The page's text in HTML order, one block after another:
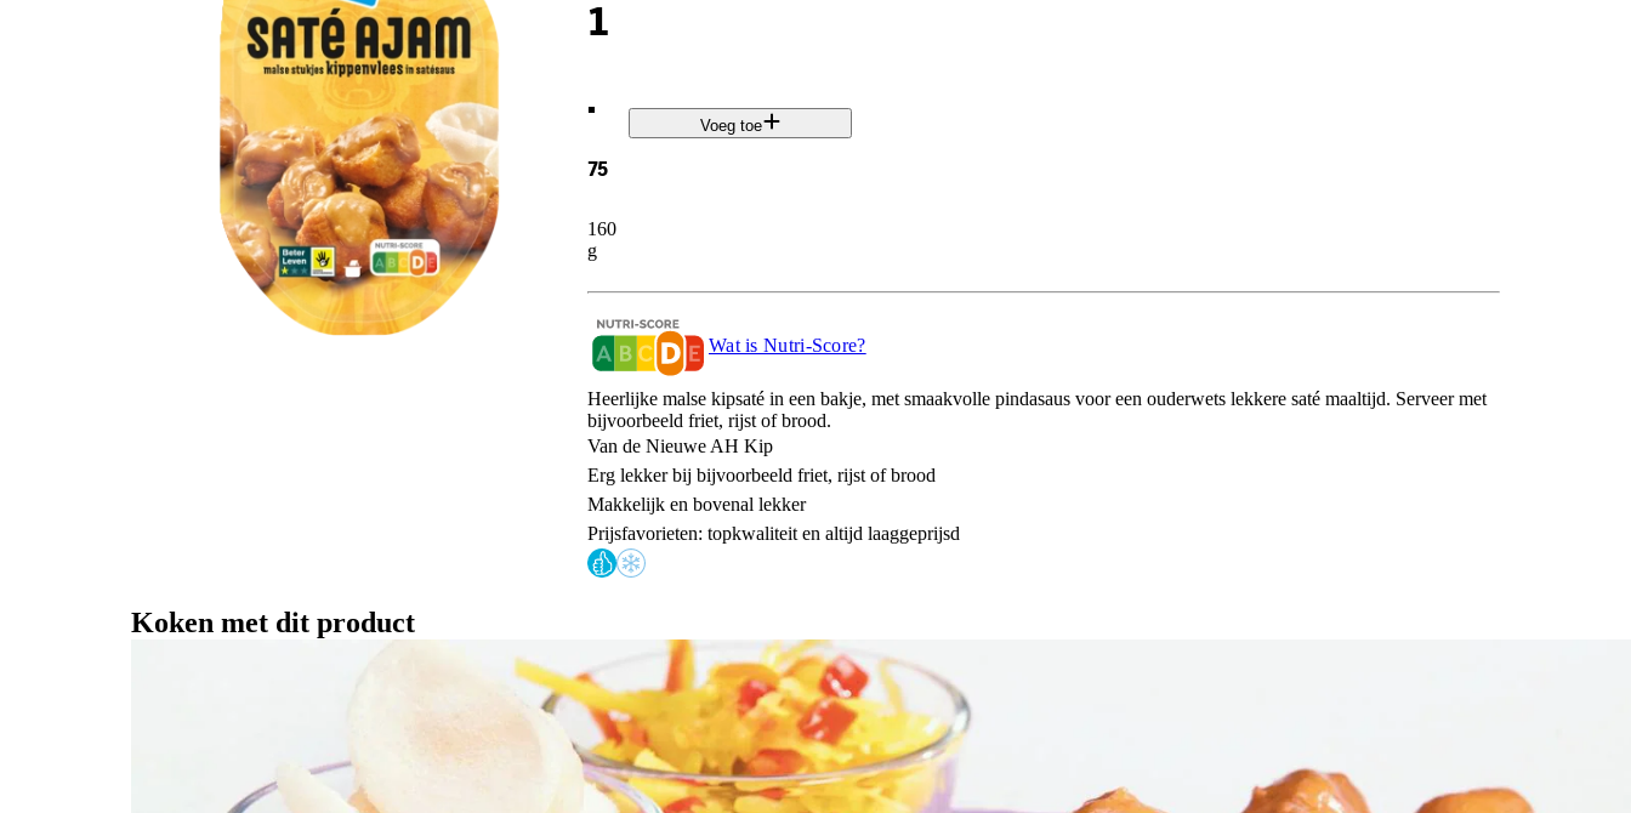
1
.
75
160
g
Voeg toe
Wat is Nutri-Score?
Heerlijke malse kipsaté in een bakje, met smaakvolle pindasaus voor een ouderwets lekkere saté maaltijd. Serveer met
bijvoorbeeld friet, rijst of brood.
Van de Nieuwe AH Kip
Erg lekker bij bijvoorbeeld friet, rijst of brood
Makkelijk en bovenal lekker
Prijsfavorieten: topkwaliteit en altijd laaggeprijsd
Koken met dit product